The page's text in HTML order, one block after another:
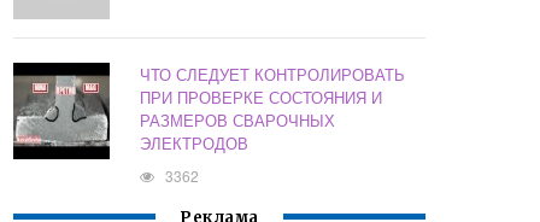
ЧТО СЛЕДУЕТ КОНТРОЛИРОВАТЬ
ПРИ ПРОВЕРКЕ СОСТОЯНИЯ И
РАЗМЕРОВ СВАРОЧНЫХ
ЭЛЕКТРОДОВ
3362